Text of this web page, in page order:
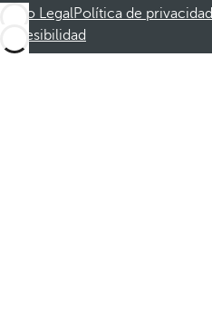
Aviso LegalPolítica de privacidad
Accesibilidad